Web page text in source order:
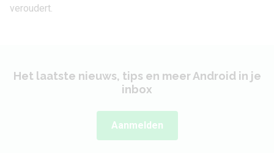
veroudert.
Het laatste nieuws, tips en meer Android in je
inbox
Aanmelden